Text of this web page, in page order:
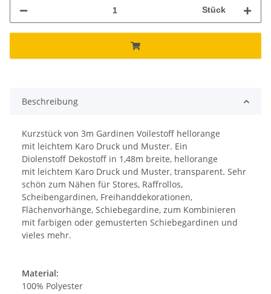
Stück
Beschreibung
Kurzstück von 3m Gardinen Voilestoff hellorange
mit leichtem Karo Druck und Muster. Ein
Diolenstoff Dekostoff in 1,48m breite, hellorange
mit leichtem Karo Druck und Muster, transparent. Sehr
schön zum Nähen für Stores, Raffrollos,
Scheibengardinen, Freihanddekorationen,
Flächenvorhänge, Schiebegardine, zum Kombinieren
mit farbigen oder gemusterten Schiebegardinen und
vieles mehr.
Material:
100% Polyester